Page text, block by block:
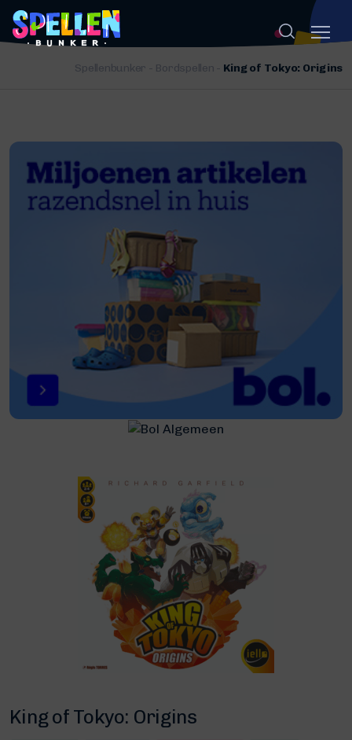
Spellenbunker - Bordspellen - King of Tokyo: Origins
King of Tokyo: Origins